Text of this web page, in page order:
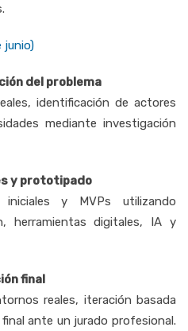
junio)
del problema
identificación de actores
mediante investigación
y prototipado
y MVPs utilizando
herramientas digitales, IA y
final
reales, iteración basada
ante un jurado profesional.